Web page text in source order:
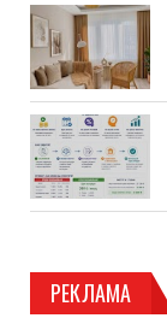
РЕКЛАМА